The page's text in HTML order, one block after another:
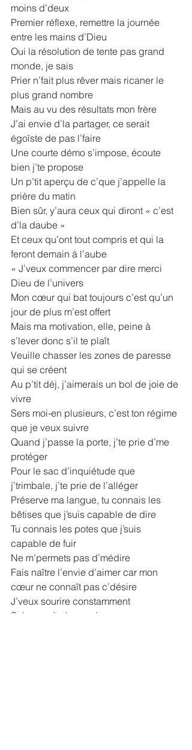
moins d’deux
Premier réflexe, remettre la journée
entre les mains d’Dieu
Oui la résolution de tente pas grand
monde, je sais
Prier n’fait plus rêver mais ricaner le
plus grand nombre
Mais au vu des résultats mon frère
J’ai envie d’la partager, ce serait
égoïste de pas l’faire
Une courte démo s’impose, écoute
bien j’te propose
Un p’tit aperçu de c’que j’appelle la
prière du matin
Bien sûr, y’aura ceux qui diront « c’est
d’la daube »
Et ceux qu’ont tout compris et qui la
feront demain à l’aube
« J’veux commencer par dire merci
Dieu de l’univers
Mon cœur qui bat toujours c’est qu’un
jour de plus m’est offert
Mais ma motivation, elle, peine à
s’lever donc s’il te plaît
Veuille chasser les zones de paresse
qui se créent
Au p’tit déj, j’aimerais un bol de joie de
vivre
Sers moi-en plusieurs, c’est ton régime
que je veux suivre
Quand j’passe la porte, j’te prie d’me
protéger
Pour le sac d’inquiétude que
j’trimbale, j’te prie de l’alléger
Préserve ma langue, tu connais les
bêtises que j’suis capable de dire
Tu connais les potes que j’suis
capable de fuir
Ne m’permets pas d’médire
Fais naître l’envie d’aimer car mon
cœur ne connaît pas c’désire
J’veux sourire constamment
Seigneur à chaque heure